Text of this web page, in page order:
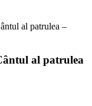
al patrulea –
al patrulea